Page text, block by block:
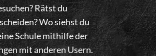
Rätst du
Wo siehst du
Schule mithilfe der
mit anderen Usern.